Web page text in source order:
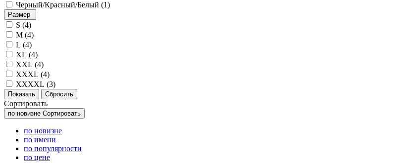
Черный/Красный/Белый (1)
Размер
S (4)
M (4)
L (4)
XL (4)
XXL (4)
XXXL (4)
XXXXL (3)
Сортировать
по новизне Сортировать
по новизне
по имени
по популярности
по цене